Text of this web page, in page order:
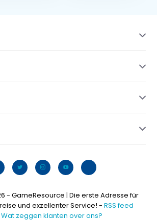
- GameResource | Die erste Adresse für
und exzellenter Service! - RSS feed
zeggen klanten over ons?